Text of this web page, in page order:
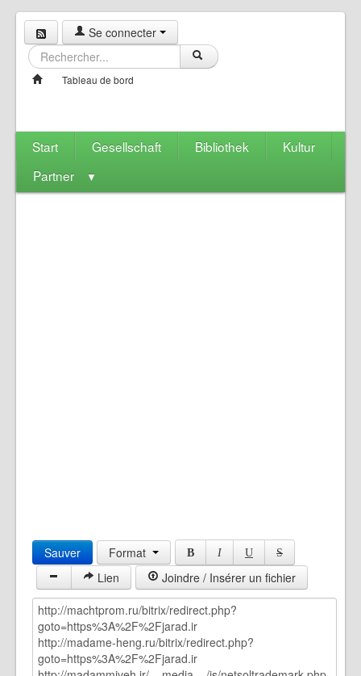
Se connecter
Tableau de bord
Start Gesellschaft Bibliothek
Kultur
Partner
▼
Sauver Format B I U S
Lien Joindre / Insérer un fichier